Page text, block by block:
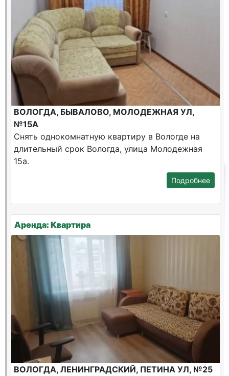
ВОЛОГДА, БЫВАЛОВО, МОЛОДЕЖНАЯ УЛ,
№15А
Снять однокомнатную квартиру в Вологде на
длительный срок Вологда, улица Молодежная
15а.
Подробнее
Аренда: Квартира
ВОЛОГДА, ЛЕНИНГРАДСКИЙ, ПЕТИНА УЛ, №25